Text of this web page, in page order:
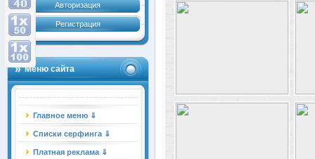
Авторизация
Регистрация
Меню сайта
Главное меню ⇓
Списки серфинга ⇓
Платная реклама ⇓